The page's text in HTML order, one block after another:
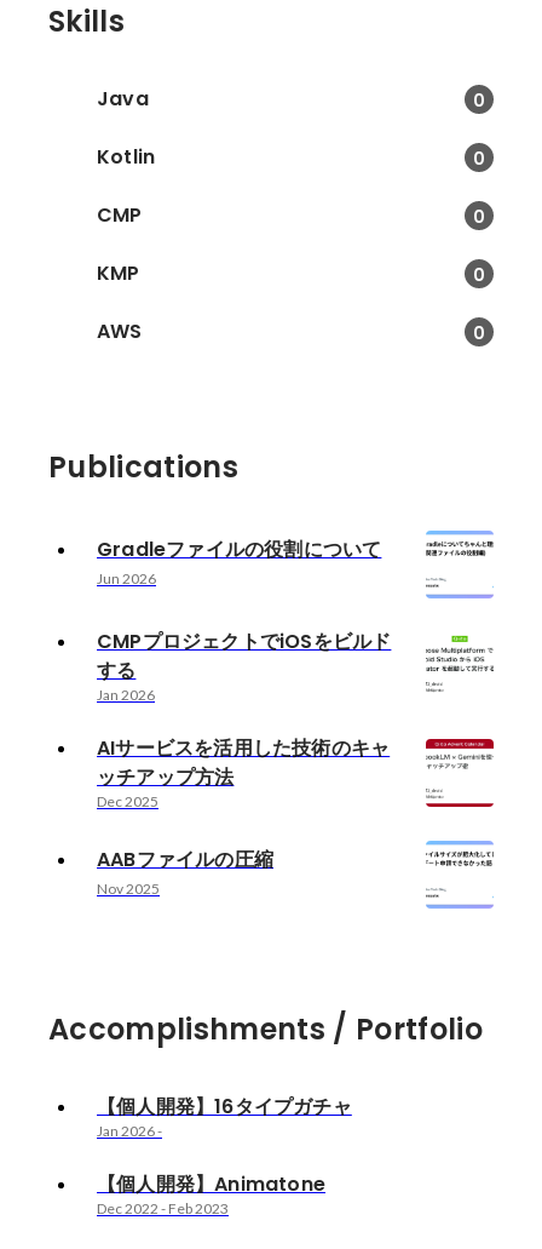
Skills
Java 0
Kotlin 0
CMP 0
KMP 0
AWS 0
Publications
Gradleファイルの役割について
Jun 2026
CMPプロジェクトでiOSをビルド
する
Jan 2026
AIサービスを活用した技術のキャ
ッチアップ方法
Dec 2025
AABファイルの圧縮
Nov 2025
Accomplishments / Portfolio
【個人開発】16タイプガチャ
Jan 2026-
【個人開発】Animatone
Dec 2022 - Feb 2023